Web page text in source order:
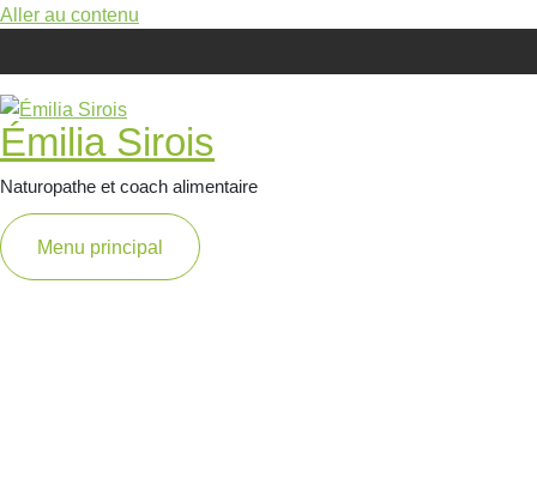
Aller au contenu
Émilia Sirois
Naturopathe et coach alimentaire
Menu principal